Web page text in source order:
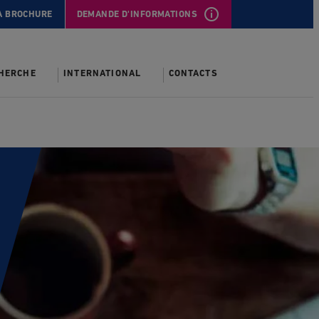
BROCHURE DEMANDE D'INFORMATIONS
INTERNATIONAL CONTACTS